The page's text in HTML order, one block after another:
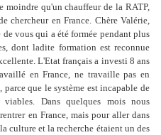
moindre qu'un chauffeur de la RATP,
chercheur en France. Chère Valérie,
vous qui a été formée pendant plus
dont ladite formation est reconnue
L'Etat français a investi 8 ans
en France, ne travaille pas en
que le système est incapable de
viables. Dans quelques mois nous
en France, mais pour aller dans
culture et la recherche étaient un des